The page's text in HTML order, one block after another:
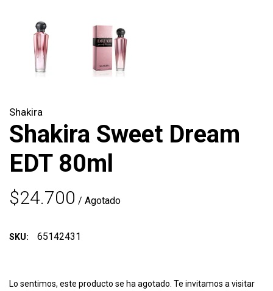
Shakira
Shakira Sweet Dream
EDT 80ml
$24.700 / Agotado
SKU: 65142431
Lo sentimos, este producto se ha agotado. Te invitamos a visitar